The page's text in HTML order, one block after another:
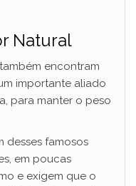
Natural
encontram
importante aliado
para manter o peso
desses famosos
em poucas
e exigem que o